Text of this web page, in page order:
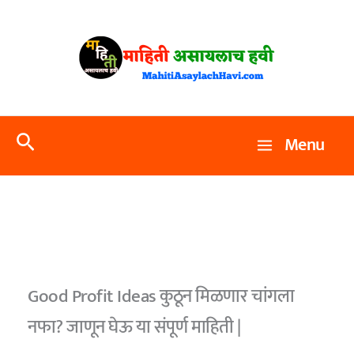
Search Menu
Good Profit Ideas कुठून मिळणार चांगला
नफा? जाणून घेऊ या संपूर्ण माहिती |